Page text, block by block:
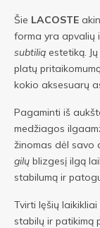
Šie LACOSTE
forma yra apvalių
subtilią estetiką.
platų
kokio aksesuarų
Pagaminti iš
medžiagos
žinomas dėl savo
gilų blizgesį ilgą
stabilumą ir
Tvirti lęšių
stabilų ir patikimą